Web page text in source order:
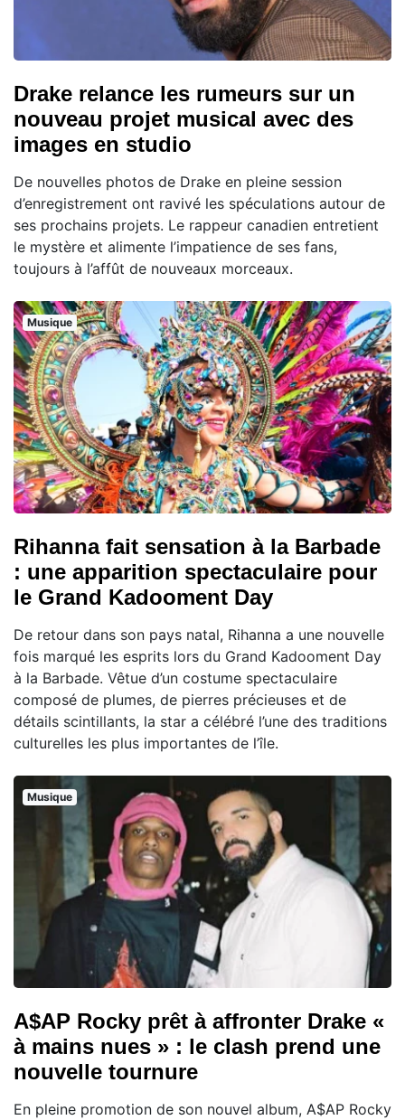
Drake relance les rumeurs sur un
nouveau projet musical avec des
images en studio
De nouvelles photos de Drake en pleine session
d’enregistrement ont ravivé les spéculations autour de
ses prochains projets. Le rappeur canadien entretient
le mystère et alimente l’impatience de ses fans,
toujours à l’affût de nouveaux morceaux.
Musique
Rihanna fait sensation à la Barbade
: une apparition spectaculaire pour
le Grand Kadooment Day
De retour dans son pays natal, Rihanna a une nouvelle
fois marqué les esprits lors du Grand Kadooment Day
à la Barbade. Vêtue d’un costume spectaculaire
composé de plumes, de pierres précieuses et de
détails scintillants, la star a célébré l’une des traditions
culturelles les plus importantes de l’île.
Musique
A$AP Rocky prêt à affronter Drake «
à mains nues » : le clash prend une
nouvelle tournure
En pleine promotion de son nouvel album, A$AP Rocky